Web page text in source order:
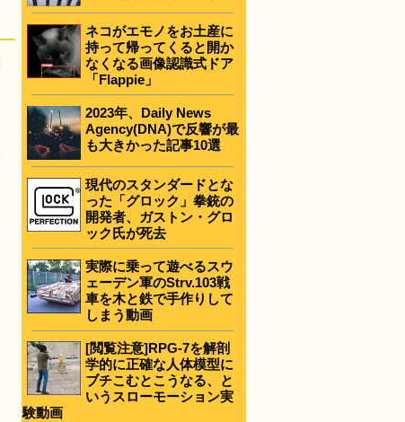
ネコがエモノをお土産に
持って帰ってくると開か
なくなる画像認識式ドア
「Flappie」
2023年、Daily News
Agency(DNA)で反響が最
も大きかった記事10選
現代のスタンダードとな
った「グロック」拳銃の
開発者、ガストン・グロ
ック氏が死去
実際に乗って遊べるスウ
ェーデン軍のStrv.103戦
車を木と鉄で手作りして
しまう動画
[閲覧注意]RPG-7を解剖
学的に正確な人体模型に
ブチこむとこうなる、と
いうスローモーション実
験動画